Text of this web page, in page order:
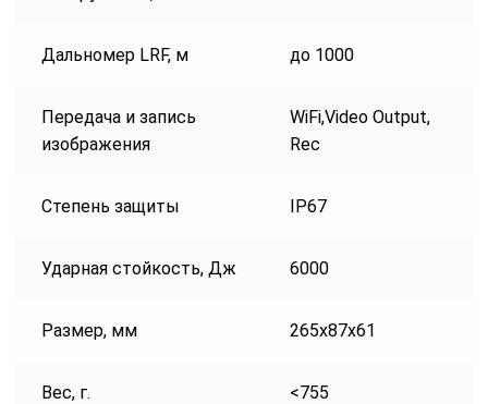
Дальномер LRF, м до 1000
Передача и запись
изображения
WiFi,Video Output,
Rec
Степень защиты IP67
Ударная стойкость, Дж 6000
Размер, мм 265x87x61
Вес, г. <755